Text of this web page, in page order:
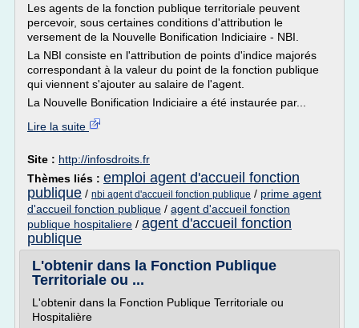
Les agents de la fonction publique territoriale peuvent
percevoir, sous certaines conditions d'attribution le
versement de la Nouvelle Bonification Indiciaire - NBI.
La NBI consiste en l'attribution de points d'indice majorés
correspondant à la valeur du point de la fonction publique
qui viennent s'ajouter au salaire de l'agent.
La Nouvelle Bonification Indiciaire a été instaurée par...
Lire la suite
Site : http://infosdroits.fr
Thèmes liés : emploi agent d'accueil fonction
publique / nbi agent d'accueil fonction publique / prime agent
d'accueil fonction publique / agent d'accueil fonction
publique hospitaliere / agent d'accueil fonction
publique
L'obtenir dans la Fonction Publique
Territoriale ou ...
L'obtenir dans la Fonction Publique Territoriale ou
Hospitalière